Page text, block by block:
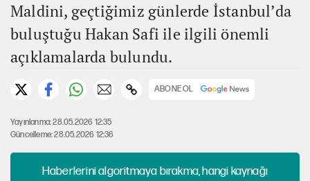
Maldini, geçtiğimiz günlerde İstanbul’da
buluştuğu Hakan Safi ile ilgili önemli
açıklamalarda bulundu.
ABONE OL
Yayınlanma: 28.05.2026 12:35
Güncelleme: 28.05.2026 12:36
Haberlerini algoritmaya bırakma, hangi kaynağı